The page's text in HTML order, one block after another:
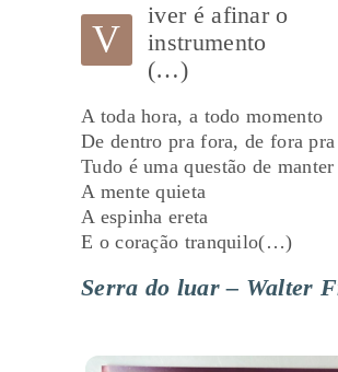
V
iver é afinar o
instrumento
(…)
A toda hora, a todo momento
De dentro pra fora, de fora
Tudo é uma questão de manter
A mente quieta
A espinha ereta
E o coração tranquilo(…)
Serra do luar – Walter